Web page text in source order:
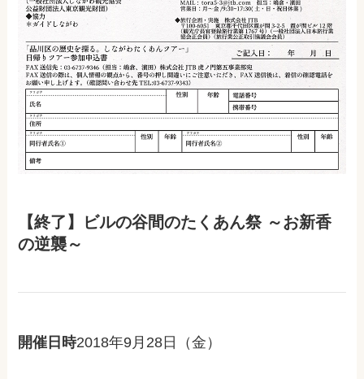
【終了】ビルの谷間のたくあん祭 ～お新香
の逆襲～
開催日時2018年9月28日（金）